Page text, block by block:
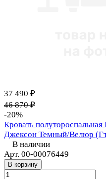
37 490 ₽
46 870 ₽
-20%
Кровать
Джексон Темный/Велюр
В наличии
Арт. 00-00076449
В корзину